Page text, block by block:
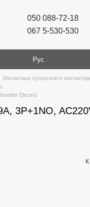
050 088-72-18
067 5-530-530
Рус
Магнитные пускатели и
Electric
3Р+1NO,